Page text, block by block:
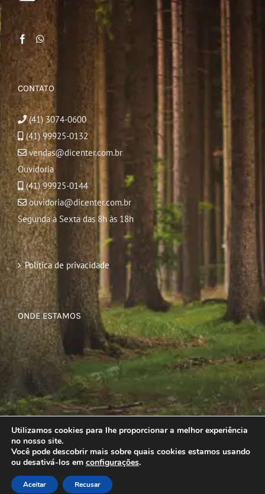
CONTATO
(41) 3074-0600
(41) 99925-0132
vendas@dicenter.com.br
Ouvidoria
(41) 99925-0144
ouvidoria@dicenter.com.br
Segunda à Sexta das 8h às 18h
Política de privacidade
ONDE ESTAMOS
Utilizamos cookies para lhe proporcionar a melhor experiência
no nosso site.
Você pode descobrir mais sobre quais cookies estamos usando
ou desativá-los em configurações.
Aceitar Recusar